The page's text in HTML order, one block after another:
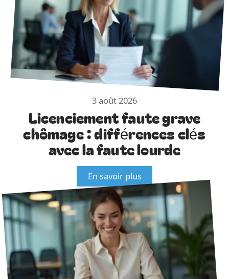
3 août 2026
Licenciement faute grave
chômage : différences clés
avec la faute lourde
En savoir plus